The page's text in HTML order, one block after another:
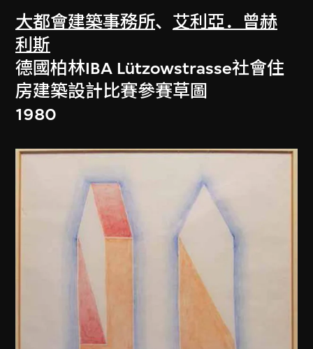
大都會建築事務所、 艾利亞．曾赫
利斯
德國柏林IBA Lützowstrasse社會住
房建築設計比賽參賽草圖
1980